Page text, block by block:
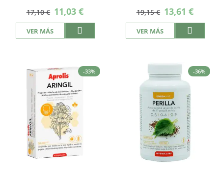
17,10 € Precio
especial
11,03 €
VER MÁS
19,15 € Precio
especial
13,61 €
VER MÁS
-33% -36%